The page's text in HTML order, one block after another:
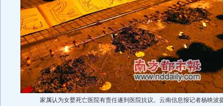
家属认为女婴死亡医院有责任遂到医院抗议。云南信息报记者杨映波